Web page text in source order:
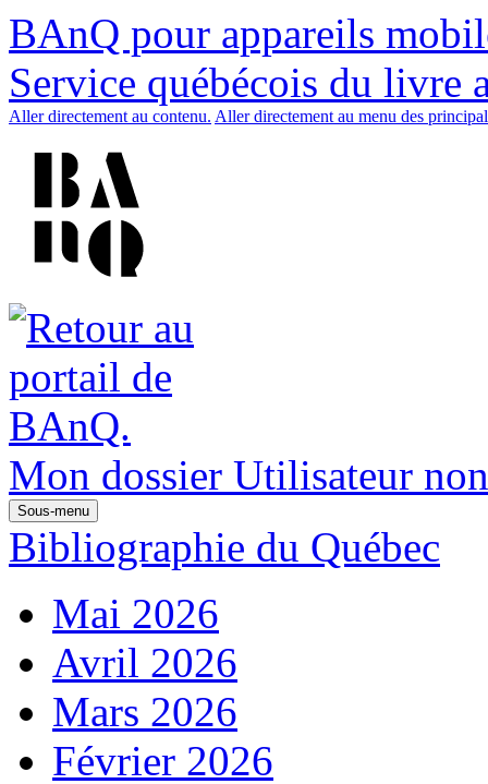
BAnQ pour appareils
Service québécois du livre
Aller directement au contenu. Aller directement au menu des
Mon dossier Utilisateur
Sous-menu
Bibliographie du Québec
Mai 2026
Avril 2026
Mars 2026
Février 2026